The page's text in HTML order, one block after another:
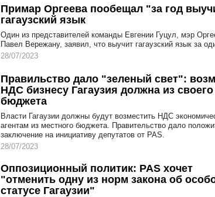
Примар Оргеева пообещал "за год
гагаузский язык
Один из представителей команды Евгении Гуцул, мэр
Павел Вережану, заявил, что выучит гагаузский язык за
28/07/2023
Правильство дало "зеленый свет":
НДС бизнесу Гагаузия должна из своего
бюджета
Власти Гагаузии должны будут возместить НДС
агентам из местного бюджета. Правительство дало
заключение на инициативу депутатов от PAS.
28/07/2023
Оппозиционный политик: PAS хочет
"отменить одну из норм закона об
статусе Гагаузии"